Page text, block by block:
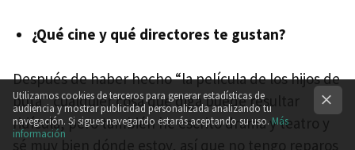
¿Qué cine y qué directores te gustan?
Después de haber hecho “la película de los hijos de
puta” cualquier cosa que diga puede resultar
ridícula, pero también he escrito drama y teatro y
sé muy bien dónde estoy, así que no tengo reparos
Utilizamos cookies de terceros para generar estadísticas de
audiencia y mostrar publicidad personalizada analizando tu
navegación. Si sigues navegando estarás aceptando su uso.Más
información